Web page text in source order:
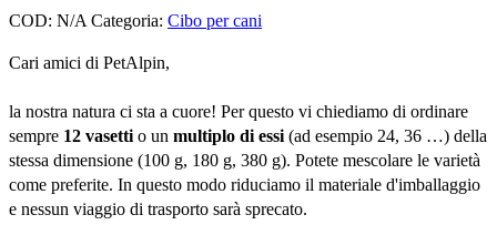
COD: N/A Categoria: Cibo per cani
Cari amici di PetAlpin,
la nostra natura ci sta a cuore! Per questo vi chiediamo di ordinare
sempre 12 vasetti o un multiplo di essi (ad esempio 24, 36 …) della
stessa dimensione (100 g, 180 g, 380 g). Potete mescolare le varietà
come preferite. In questo modo riduciamo il materiale d'imballaggio
e nessun viaggio di trasporto sarà sprecato.